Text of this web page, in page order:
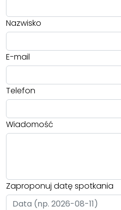
Nazwisko
E-mail
Telefon
Wiadomość
Zaproponuj datę spotkania